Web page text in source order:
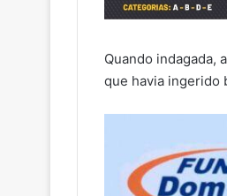
Quando indagada,
que havia ingerido